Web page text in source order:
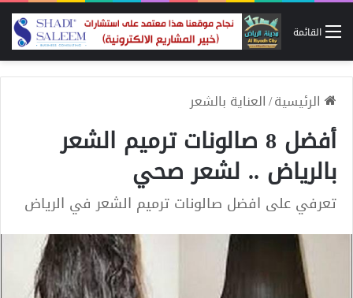
القائمة
الرئيسية/العناية بالشعر
أفضل 8 صالونات ترميم الشعر
بالرياض .. لشعر صحي
تعرفي على افضل صالونات ترميم الشعر في الرياض